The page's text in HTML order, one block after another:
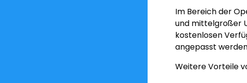
Im Bereich der
und mittelgroßer
kostenlosen
angepasst
Weitere Vorteile